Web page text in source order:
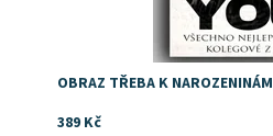
OBRAZ TŘEBA K NAROZENINÁM
389 Kč